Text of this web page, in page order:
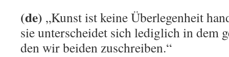
(de) „Kunst ist keine Überlegenheit
sie unterscheidet sich lediglich in dem
den wir beiden zuschreiben.“